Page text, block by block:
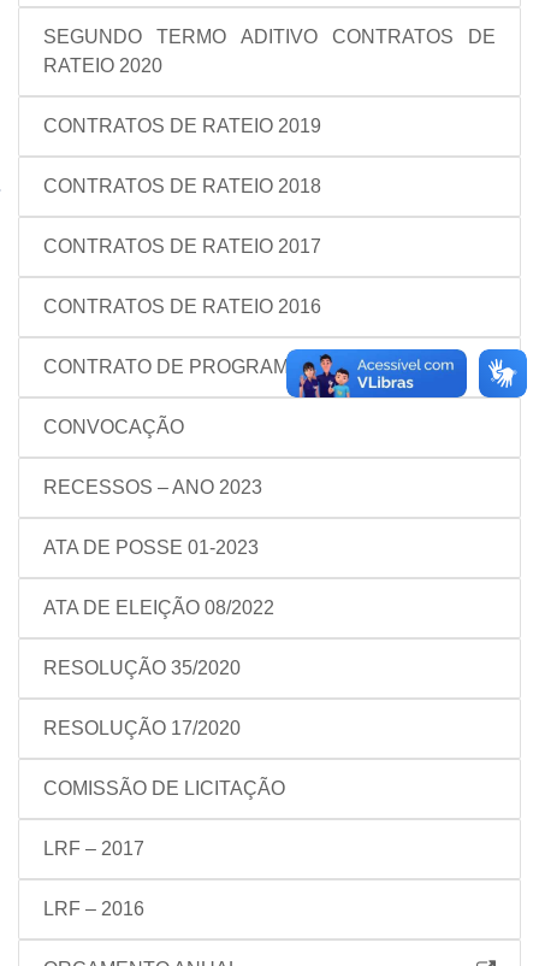
SEGUNDO TERMO ADITIVO CONTRATOS DE
RATEIO 2020
CONTRATOS DE RATEIO 2019
CONTRATOS DE RATEIO 2018
CONTRATOS DE RATEIO 2017
CONTRATOS DE RATEIO 2016
CONTRATO DE PROGRAMA
CONVOCAÇÃO
RECESSOS – ANO 2023
ATA DE POSSE 01-2023
ATA DE ELEIÇÃO 08/2022
RESOLUÇÃO 35/2020
RESOLUÇÃO 17/2020
COMISSÃO DE LICITAÇÃO
LRF – 2017
LRF – 2016